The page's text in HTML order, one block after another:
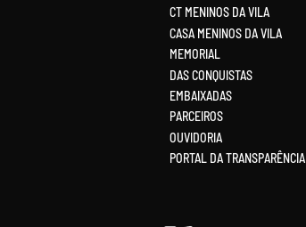
CT MENINOS DA VILA
CASA MENINOS DA VILA
MEMORIAL
DAS CONQUISTAS
EMBAIXADAS
PARCEIROS
OUVIDORIA
PORTAL DA TRANSPARÊNCIA